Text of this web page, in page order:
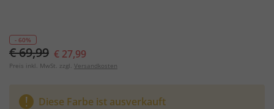
- 60%
€ 69,99 € 27,99
Preis inkl. MwSt. zzgl. Versandkosten
Diese Farbe ist ausverkauft